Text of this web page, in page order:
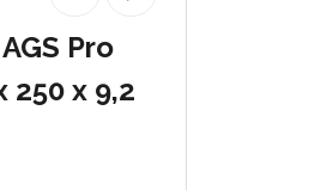
Pro
250 x 9,2